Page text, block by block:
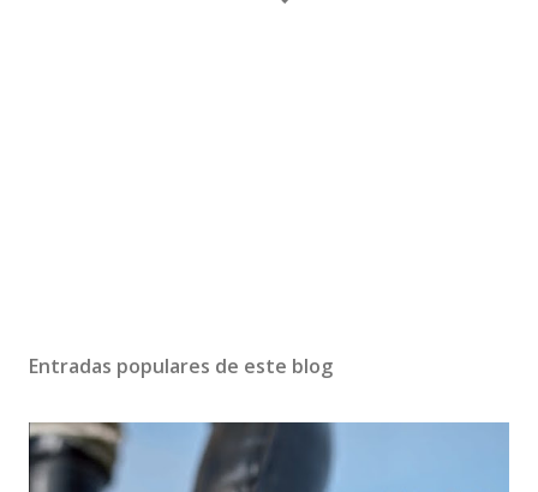
Entradas populares de este blog